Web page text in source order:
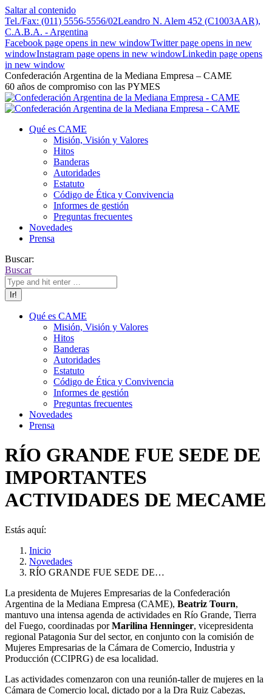
Saltar al contenido
Tel./Fax: (011) 5556-5556/02Leandro N. Alem 452 (C1003AAR),
C.A.B.A. - Argentina
Facebook page opens in new windowTwitter page opens in new
windowInstagram page opens in new windowLinkedin page opens
in new window
Confederación Argentina de la Mediana Empresa – CAME
60 años de compromiso con las PYMES
Qué es CAME
Misión, Visión y Valores
Hitos
Banderas
Autoridades
Estatuto
Código de Ética y Convivencia
Informes de gestión
Preguntas frecuentes
Novedades
Prensa
Buscar:
Buscar
Qué es CAME
Misión, Visión y Valores
Hitos
Banderas
Autoridades
Estatuto
Código de Ética y Convivencia
Informes de gestión
Preguntas frecuentes
Novedades
Prensa
RÍO GRANDE FUE SEDE DE
IMPORTANTES
ACTIVIDADES DE MECAME
Estás aquí:
Inicio
Novedades
RÍO GRANDE FUE SEDE DE…
La presidenta de Mujeres Empresarias de la Confederación
Argentina de la Mediana Empresa (CAME), Beatriz Tourn,
mantuvo una intensa agenda de actividades en Río Grande, Tierra
del Fuego, coordinadas porMarilina Henninger, vicepresidenta
regional Patagonia Sur del sector, en conjunto con la comisión de
Mujeres Empresarias de la Cámara de Comercio, Industria y
Producción (CCIPRG) de esa localidad.
Las actividades comenzaron con una reunión-taller de mujeres en la
Cámara de Comercio local, dictado por a la Dra Ruiz Cabezas,